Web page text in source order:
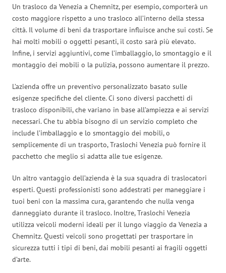
Un trasloco da Venezia a Chemnitz, per esempio, comporterà un
costo maggiore rispetto a uno trasloco all’interno della stessa
città. Il volume di beni da trasportare influisce anche sui costi. Se
hai molti mobili o oggetti pesanti, il costo sarà più elevato.
Infine, i servizi aggiuntivi, come l’imballaggio, lo smontaggio e il
montaggio dei mobili o la pulizia, possono aumentare il prezzo.
L’azienda offre un preventivo personalizzato basato sulle
esigenze specifiche del cliente. Ci sono diversi pacchetti di
trasloco disponibili, che variano in base all’ampiezza e ai servizi
necessari. Che tu abbia bisogno di un servizio completo che
include l’imballaggio e lo smontaggio dei mobili, o
semplicemente di un trasporto, Traslochi Venezia può fornire il
pacchetto che meglio si adatta alle tue esigenze.
Un altro vantaggio dell’azienda è la sua squadra di traslocatori
esperti. Questi professionisti sono addestrati per maneggiare i
tuoi beni con la massima cura, garantendo che nulla venga
danneggiato durante il trasloco. Inoltre, Traslochi Venezia
utilizza veicoli moderni ideali per il lungo viaggio da Venezia a
Chemnitz. Questi veicoli sono progettati per trasportare in
sicurezza tutti i tipi di beni, dai mobili pesanti ai fragili oggetti
d’arte.